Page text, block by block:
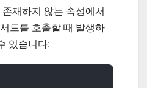
재하지 않는 속성에서
드를 호출할 때 발생하
있습니다: